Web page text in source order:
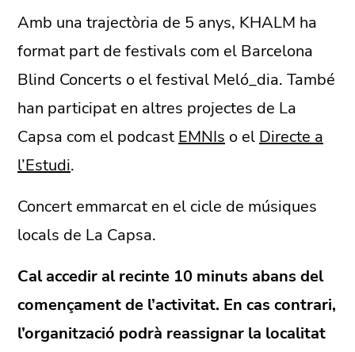
Amb una trajectòria de 5 anys, KHALM ha
format part de festivals com el Barcelona
Blind Concerts o el festival Meló_dia. També
han participat en altres projectes de La
Capsa com el podcast EMNIs o el Directe a
l’Estudi.
Concert emmarcat en el cicle de músiques
locals de La Capsa.
Cal accedir al recinte 10 minuts abans del
començament de l’activitat. En cas contrari,
l’organització podrà reassignar la localitat